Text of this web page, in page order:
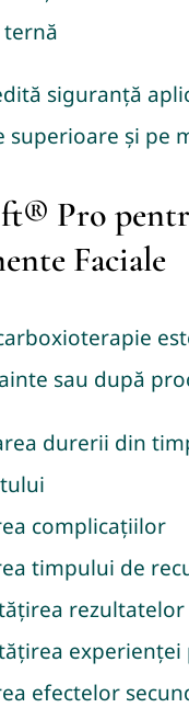
ternă
siguranță
superioare și pe
Pro
Faciale
sau după
durerii din
complicațiilor
timpului de
efectelor